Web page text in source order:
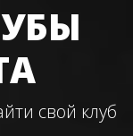
свой клуб